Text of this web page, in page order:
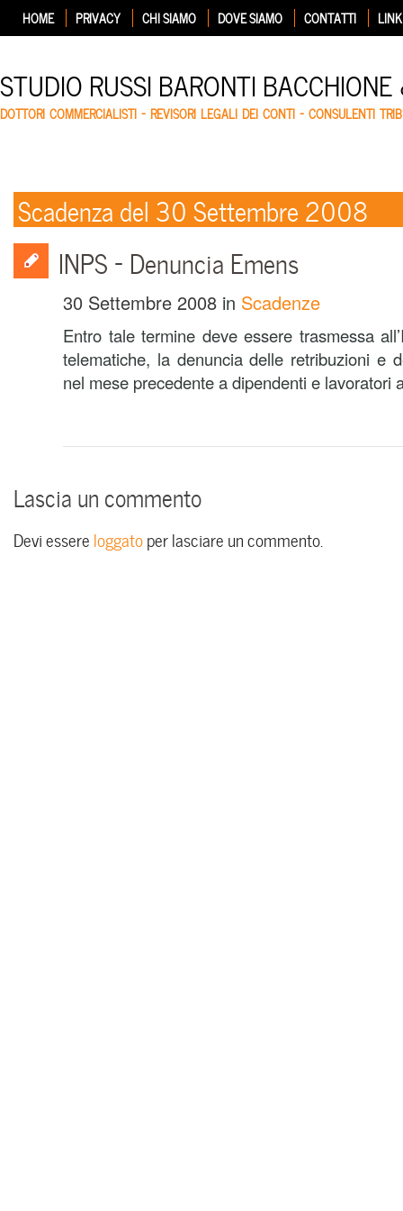
HOME PRIVACY CHI SIAMO DOVE SIAMO CONTATTI LINK
STUDIO RUSSI BARONTI
DOTTORI COMMERCIALISTI – REVISORI LEGALI DEI CONTI – CONSULENTI
Scadenza del 30 Settembre 2008
INPS – Denuncia Emens
30 Settembre 2008 in Scadenze
Entro tale termine deve essere trasmessa
telematiche, la denuncia delle retribuzioni e
nel mese precedente a dipendenti e lavoratori
Lascia un commento
Devi essere loggatoper lasciare un commento.